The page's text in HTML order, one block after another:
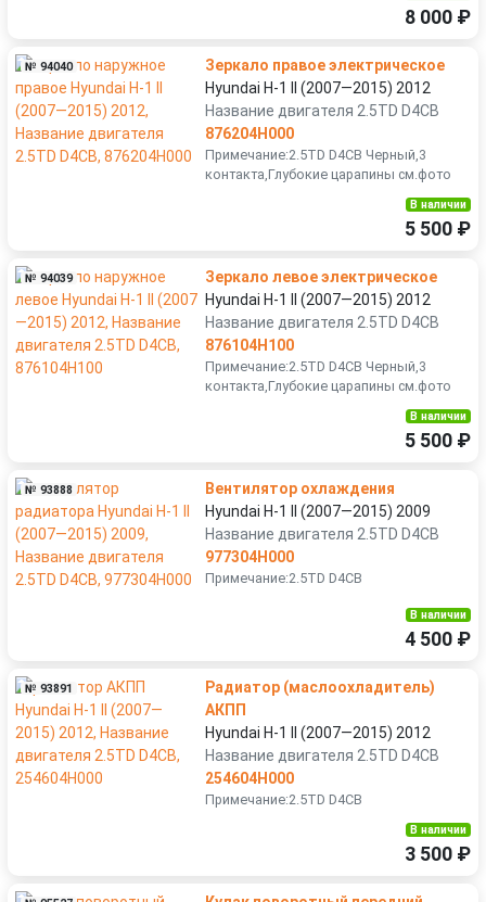
8 000 ₽
№ 94040
Зеркало правое электрическое
Hyundai H-1 II (2007—2015) 2012
Название двигателя 2.5TD D4CB
876204H000
Примечание:2.5TD D4CB Черный,3
контакта,Глубокие царапины см.фото
В наличии
5 500 ₽
№ 94039
Зеркало левое электрическое
Hyundai H-1 II (2007—2015) 2012
Название двигателя 2.5TD D4CB
876104H100
Примечание:2.5TD D4CB Черный,3
контакта,Глубокие царапины см.фото
В наличии
5 500 ₽
№ 93888
Вентилятор охлаждения
Hyundai H-1 II (2007—2015) 2009
Название двигателя 2.5TD D4CB
977304H000
Примечание:2.5TD D4CB
В наличии
4 500 ₽
№ 93891
Радиатор (маслоохладитель)
АКПП
Hyundai H-1 II (2007—2015) 2012
Название двигателя 2.5TD D4CB
254604H000
Примечание:2.5TD D4CB
В наличии
3 500 ₽